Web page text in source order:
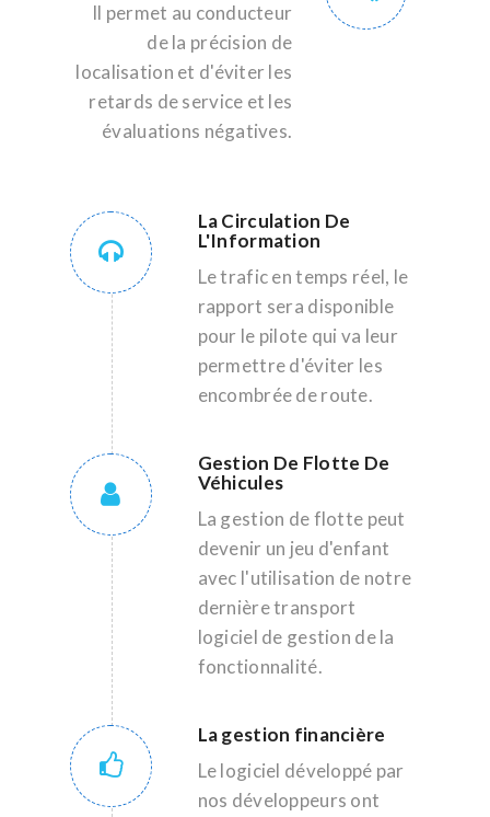
Il permet au conducteur
de la précision de
localisation et d'éviter les
retards de service et les
évaluations négatives.
La Circulation De
L'Information
Le trafic en temps réel, le
rapport sera disponible
pour le pilote qui va leur
permettre d'éviter les
encombrée de route.
Gestion De Flotte De
Véhicules
La gestion de flotte peut
devenir un jeu d'enfant
avec l'utilisation de notre
dernière transport
logiciel de gestion de la
fonctionnalité.
La gestion financière
Le logiciel développé par
nos développeurs ont